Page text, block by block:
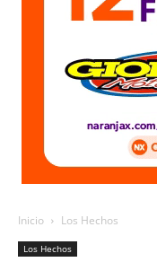
Inicio Los Hechos
Los Hechos